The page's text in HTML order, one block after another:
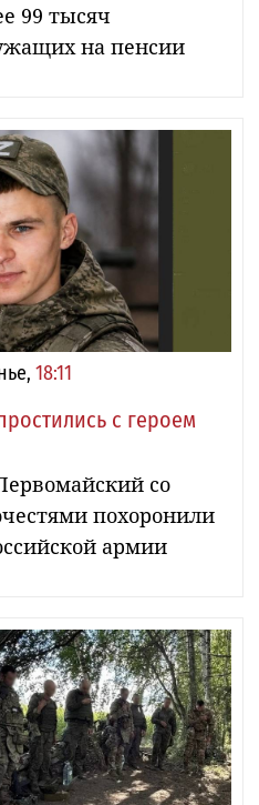
99 тысяч
на пенсии
18:11
с героем
со
похоронили
армии